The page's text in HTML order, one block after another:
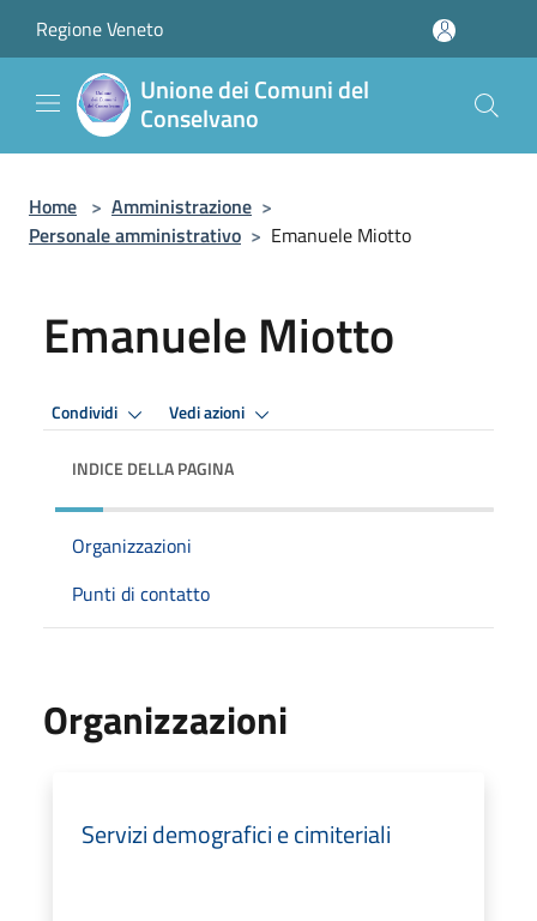
Regione Veneto
Unione dei Comuni del
Conselvano
Home > Amministrazione >
Personale amministrativo > Emanuele Miotto
Emanuele Miotto
Condividi Vedi azioni
INDICE DELLA PAGINA
Organizzazioni
Punti di contatto
Organizzazioni
Servizi demografici e cimiteriali